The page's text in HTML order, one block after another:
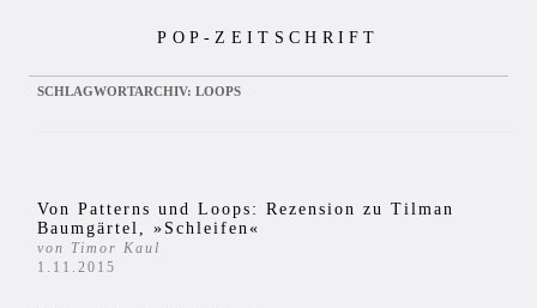
POP-ZEITSCHRIFT
SCHLAGWORTARCHIV: LOOPS
Von Patterns und Loops: Rezension zu Tilman
Baumgärtel, »Schleifen«
von Timor Kaul
1.11.2015